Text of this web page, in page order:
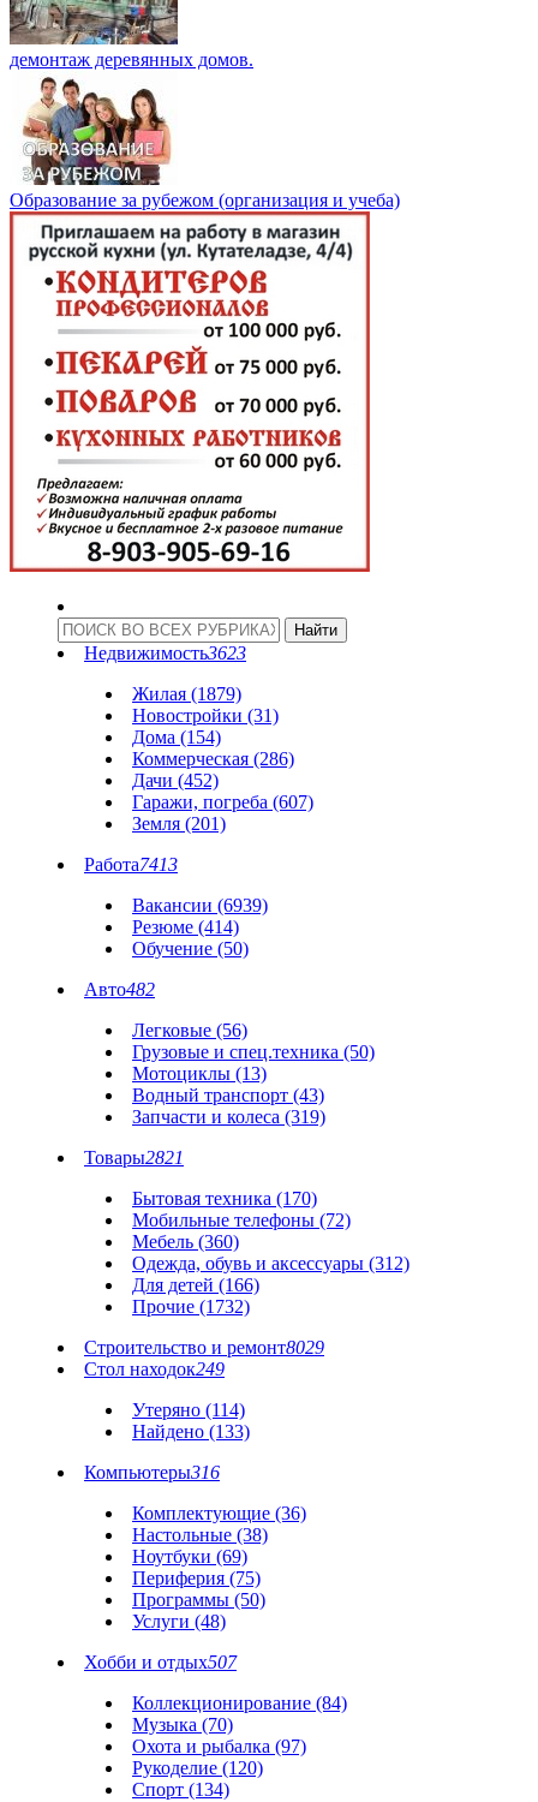
демонтаж деревянных домов.
Образование за рубежом (организация и учеба)
Недвижимость3623
Жилая (1879)
Новостройки (31)
Дома (154)
Коммерческая (286)
Дачи (452)
Гаражи, погреба (607)
Земля (201)
Работа7413
Вакансии (6939)
Резюме (414)
Обучение (50)
Авто482
Легковые (56)
Грузовые и спец.техника (50)
Мотоциклы (13)
Водный транспорт (43)
Запчасти и колеса (319)
Товары2821
Бытовая техника (170)
Мобильные телефоны (72)
Мебель (360)
Одежда, обувь и аксессуары (312)
Для детей (166)
Прочие (1732)
Строительство и ремонт8029
Стол находок249
Утеряно (114)
Найдено (133)
Компьютеры316
Комплектующие (36)
Настольные (38)
Ноутбуки (69)
Периферия (75)
Программы (50)
Услуги (48)
Хобби и отдых507
Коллекционирование (84)
Музыка (70)
Охота и рыбалка (97)
Рукоделие (120)
Спорт (134)